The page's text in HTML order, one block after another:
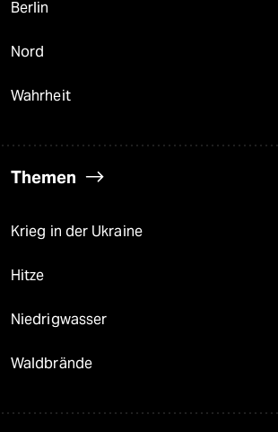
Berlin
Nord
Wahrheit
Themen
Krieg in der Ukraine
Hitze
Niedrigwasser
Waldbrände